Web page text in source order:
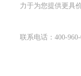
力于为您提供更具
联系电话：400-